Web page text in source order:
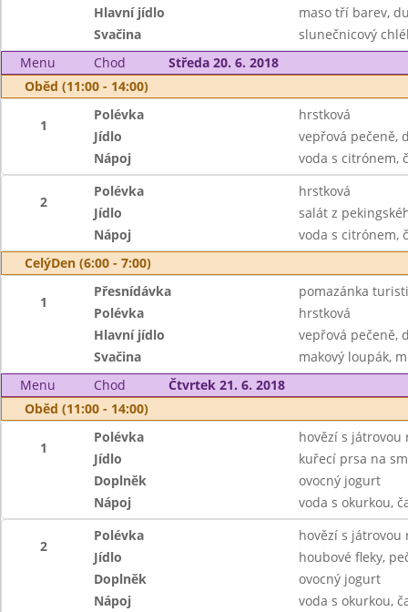
Hlavní jídlo
maso tří barev,
Svačina
slunečnicový
Menu
Chod
Středa 20. 6. 2018
Oběd (11:00 - 14:00)
1
Polévka
hrstková
Jídlo
vepřová pečeně,
Nápoj
voda s citrónem,
2
Polévka
hrstková
Jídlo
salát z
Nápoj
voda s citrónem,
CelýDen (6:00 - 7:00)
1
Přesnídávka
pomazánka
Polévka
hrstková
Hlavní jídlo
vepřová pečeně,
Svačina
makový loupák,
Menu
Chod
Čtvrtek 21. 6. 2018
Oběd (11:00 - 14:00)
1
Polévka
hovězí s játrovou
Jídlo
kuřecí prsa na
Doplněk
ovocný jogurt
Nápoj
voda s okurkou,
2
Polévka
hovězí s játrovou
Jídlo
houbové fleky,
Doplněk
ovocný jogurt
Nápoj
voda s okurkou,